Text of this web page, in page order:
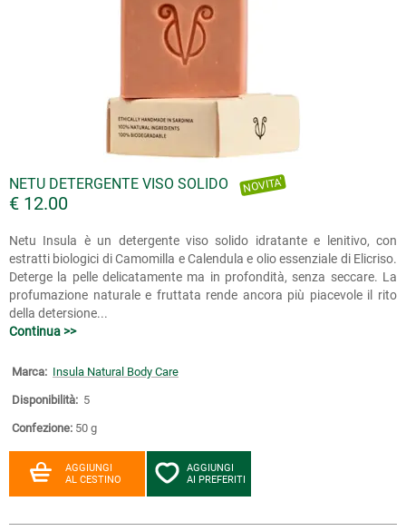
NETU DETERGENTE VISO SOLIDO NOVITA'
€ 12.00
Netu Insula è un detergente viso solido idratante e lenitivo, con
estratti biologici di Camomilla e Calendula e olio essenziale di Elicriso.
Deterge la pelle delicatamente ma in profondità, senza seccare. La
profumazione naturale e fruttata rende ancora più piacevole il rito
della detersione...
Continua >>
Marca: Insula Natural Body Care
Disponibilità: 5
Confezione: 50 g
AGGIUNGI
AL CESTINO
AGGIUNGI
AI PREFERITI